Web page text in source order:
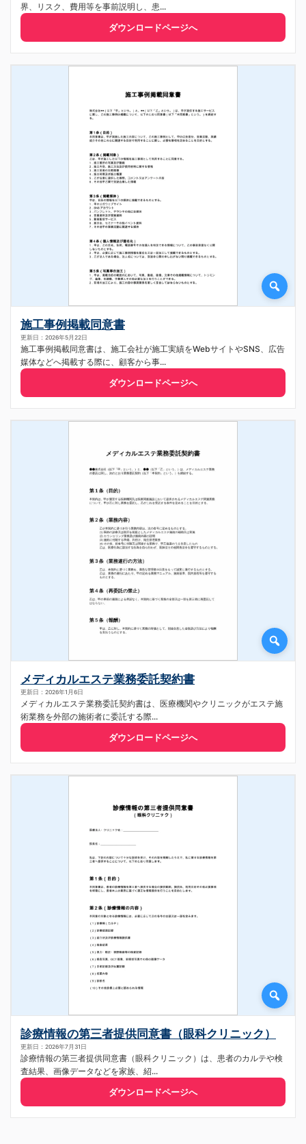
界、リスク、費用等を事前説明し、患...
ダウンロードページへ
施工事例掲載同意書
更新日：2026年5月22日
施工事例掲載同意書は、施工会社が施工実績をWebサイトやSNS、広告
媒体などへ掲載する際に、顧客から事...
ダウンロードページへ
メディカルエステ業務委託契約書
更新日：2026年1月6日
メディカルエステ業務委託契約書は、医療機関やクリニックがエステ施
術業務を外部の施術者に委託する際...
ダウンロードページへ
診療情報の第三者提供同意書（眼科クリニック）
更新日：2026年7月31日
診療情報の第三者提供同意書（眼科クリニック）は、患者のカルテや検
査結果、画像データなどを家族、紹...
ダウンロードページへ